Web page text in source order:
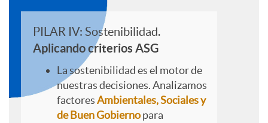
PILAR IV: Sostenibilidad.
Aplicando criterios ASG
La sostenibilidad es el motor de
nuestras decisiones. Analizamos
factoresAmbientales, Sociales y
de Buen Gobiernopara